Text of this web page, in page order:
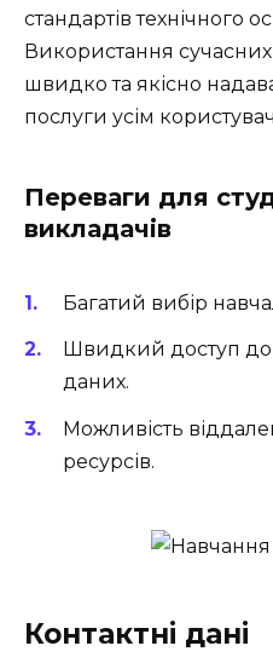
стандартів технічного
Використання
швидко та якісно
послуги усім
Переваги для
викладачів
Багатий вибір
Швидкий доступ до
даних.
Можливість
ресурсів.
Контактні дані